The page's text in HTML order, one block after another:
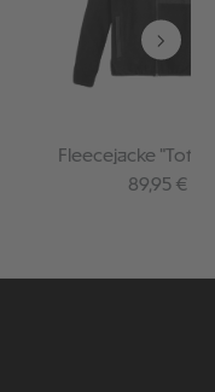
Fleecejacke
Regulärer
89,95 €